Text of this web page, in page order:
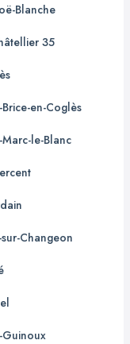
Blanche
35
Brice-en-Coglès
Marc-le-Blanc
Changeon
Guinoux